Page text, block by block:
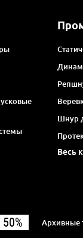
Шнур
Весь
Архивные